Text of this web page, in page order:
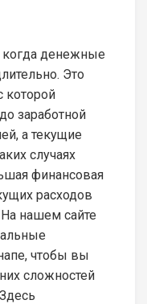
когда денежные
Это
которой
заработной
а текущие
случаях
финансовая
расходов
нашем сайте
чтобы вы
сложностей